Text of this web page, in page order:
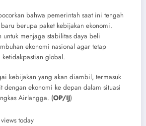
bahwa pemerintah saat ini tengah
baru berupa paket kebijakan ekonomi.
menjaga stabilitas daya beli
ekonomi nasional agar tetap
global.
kebijakan yang akan diambil, termasuk
dengan ekonomi ke depan dalam situasi
Airlangga. (OP/IJ)
today